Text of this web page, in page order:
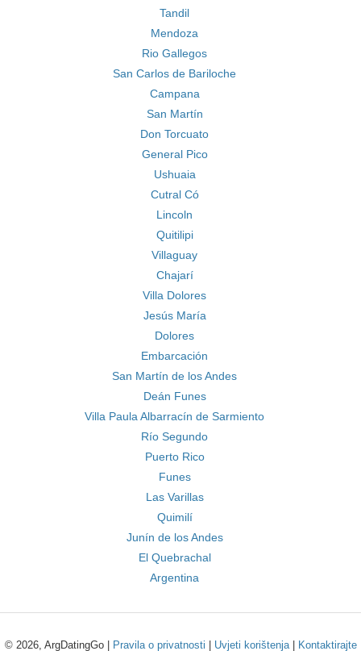
Tandil
Mendoza
Rio Gallegos
San Carlos de Bariloche
Campana
San Martín
Don Torcuato
General Pico
Ushuaia
Cutral Có
Lincoln
Quitilipi
Villaguay
Chajarí
Villa Dolores
Jesús María
Dolores
Embarcación
San Martín de los Andes
Deán Funes
Villa Paula Albarracín de Sarmiento
Río Segundo
Puerto Rico
Funes
Las Varillas
Quimilí
Junín de los Andes
El Quebrachal
Argentina
© 2026, ArgDatingGo | Pravila o privatnosti Uvjeti korištenja| Kontaktirajte